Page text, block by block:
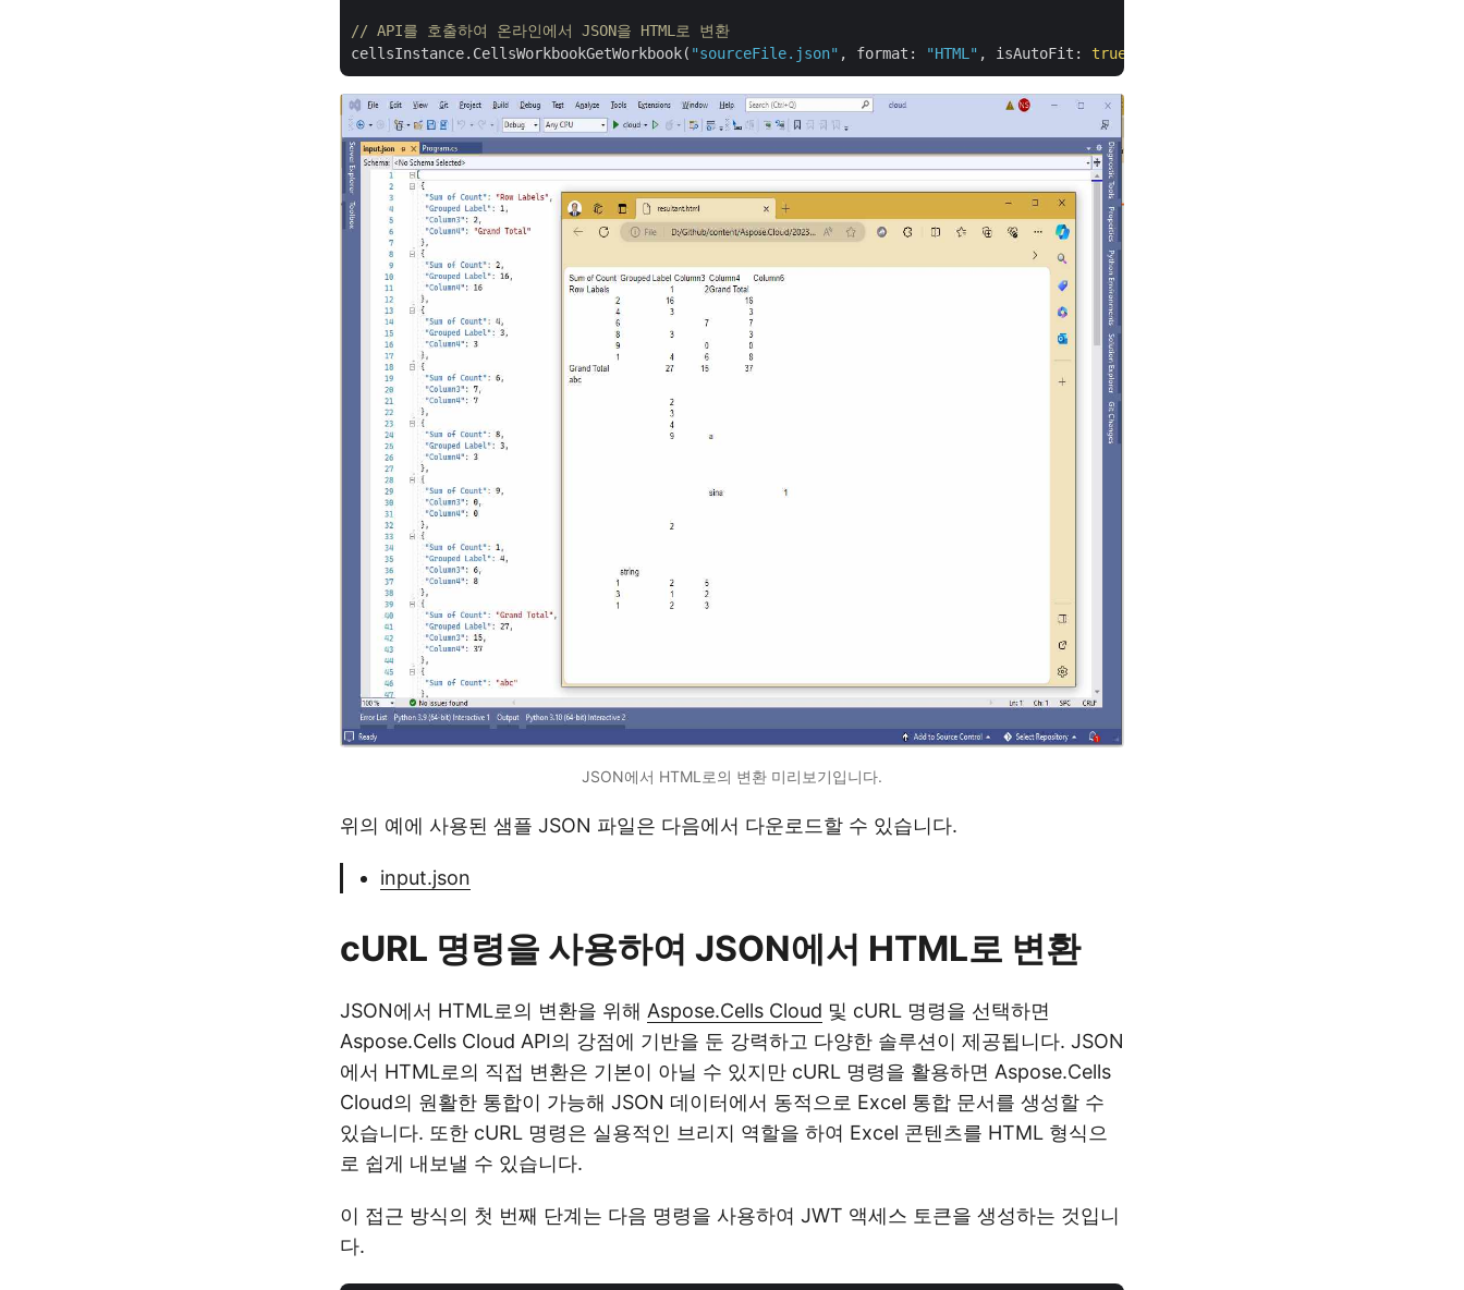
// API를 호출하여 온라인에서 JSON을 HTML로 변환
cellsInstance.CellsWorkbookGetWorkbook( "sourceFile.json" , format: "HTML" , isAutoFit: true
JSON에서 HTML로의 변환 미리보기입니다.
위의 예에 사용된 샘플 JSON 파일은 다음에서 다운로드할 수 있습니다.
input.json
cURL 명령을 사용하여 JSON에서 HTML로 변환
JSON에서 HTML로의 변환을 위해 Aspose.Cells Cloud 및 cURL 명령을 선택하면
Aspose.Cells Cloud API의 강점에 기반을 둔 강력하고 다양한 솔루션이 제공됩니다. JSON
에서 HTML로의 직접 변환은 기본이 아닐 수 있지만 cURL 명령을 활용하면 Aspose.Cells
Cloud의 원활한 통합이 가능해 JSON 데이터에서 동적으로 Excel 통합 문서를 생성할 수
있습니다. 또한 cURL 명령은 실용적인 브리지 역할을 하여 Excel 콘텐츠를 HTML 형식으
로 쉽게 내보낼 수 있습니다.
이 접근 방식의 첫 번째 단계는 다음 명령을 사용하여 JWT 액세스 토큰을 생성하는 것입니
다.